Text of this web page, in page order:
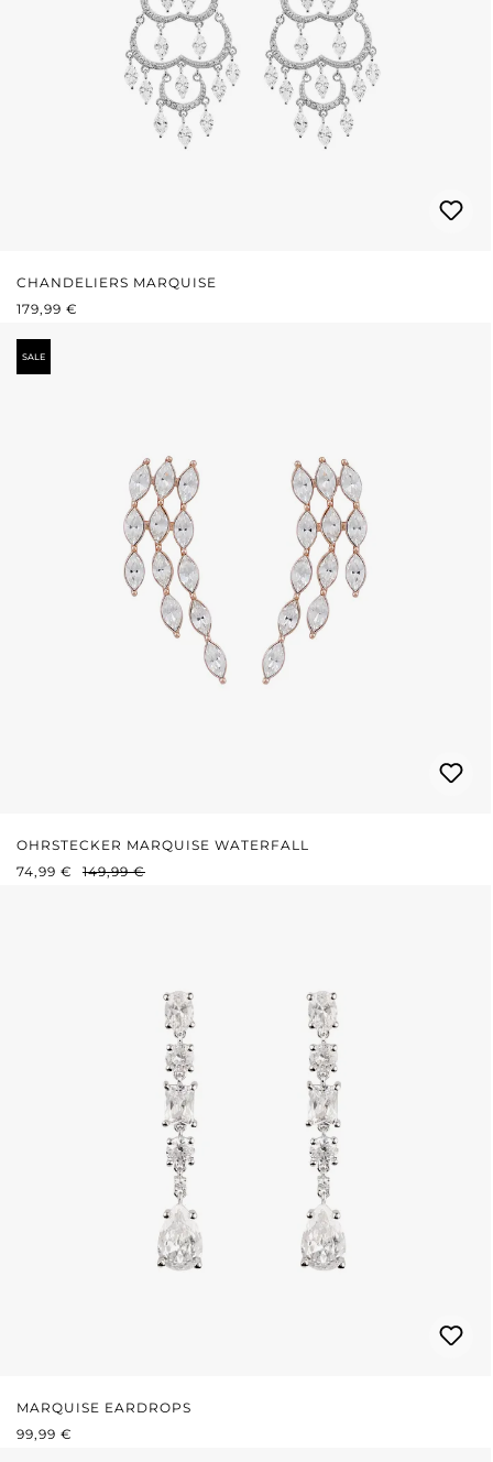
CHANDELIERS MARQUISE
REGULÄRER PREIS:
179,99 €
SALE
OHRSTECKER MARQUISE WATERFALL
VERKAUFSPREIS:
74,99 € REGULÄRER PREIS:
149,99 €
MARQUISE EARDROPS
REGULÄRER PREIS:
99,99 €